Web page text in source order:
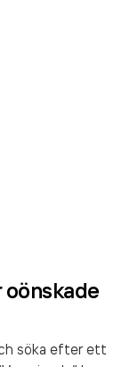
söka efter ett